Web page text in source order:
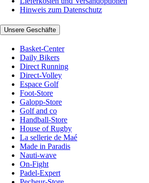
Hinweis zum Datenschutz
Unsere Geschäfte
Basket-Center
Daily Bikers
Direct Running
Direct-Volley
Espace Golf
Foot-Store
Galopp-Store
Golf and co
Handball-Store
House of Rugby
La sellerie de Maé
Made in Paradis
Nauti-wave
On-Fight
Padel-Expert